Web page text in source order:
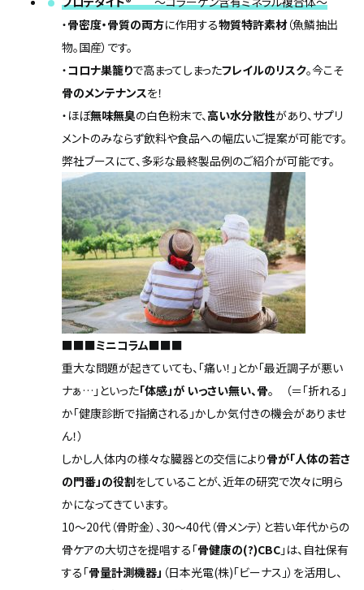
・骨密度・骨質の両方に作用する物質特許素材（魚鱗抽出
物。国産）です。
・コロナ巣籠りで高まってしまったフレイルのリスク。今こそ
骨のメンテナンスを！
・ほぼ無味無臭の白色粉末で、高い水分散性があり、サプリ
メントのみならず飲料や食品への幅広いご提案が可能です。
弊社ブースにて、多彩な最終製品例のご紹介が可能です。
■■■ミニコラム■■■
重大な問題が起きていても、「痛い！」とか「最近調子が悪い
ナぁ…」といった「体感」が いっさい無い、骨。 （＝「折れる」
か「健康診断で指摘される」かしか気付きの機会がありませ
ん！）
しかし人体内の様々な臓器との交信により骨が「人体の若さ
の門番」の役割をしていることが、近年の研究で次々に明ら
かになってきています。
10～20代（骨貯金）、30～40代（骨メンテ）と若い年代からの
骨ケアの大切さを提唱する 「骨健康の(?)CBC 」 は、自社保有
する「骨量計測機器」 （日本光電(株)「ビーナス」）を活用し、